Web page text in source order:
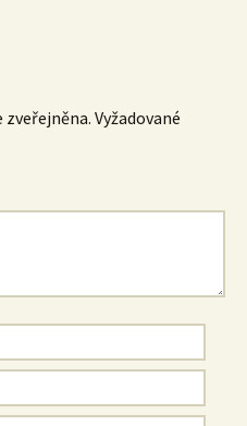
zveřejněna. Vyžadované